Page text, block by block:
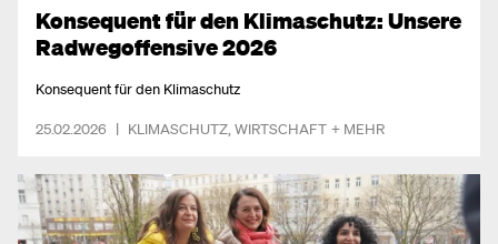
Konsequent für den Klimaschutz: Unsere
Radwegoffensive 2026
Konsequent für den Klimaschutz
25.02.2026 | KLIMASCHUTZ WIRTSCHAFT + MEHR